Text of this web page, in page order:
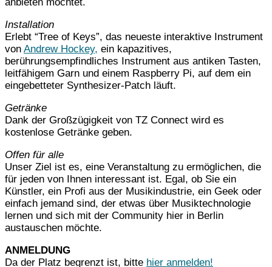
Installation
Erlebt “Tree of Keys”, das neueste interaktive Instrument
von Andrew Hockey, ein kapazitives,
berührungsempfindliches Instrument aus antiken Tasten,
leitfähigem Garn und einem Raspberry Pi, auf dem ein
eingebetteter Synthesizer-Patch läuft.
Getränke
Dank der Großzügigkeit von TZ Connect wird es
kostenlose Getränke geben.
Offen für alle
Unser Ziel ist es, eine Veranstaltung zu ermöglichen, die
für jeden von Ihnen interessant ist. Egal, ob Sie ein
Künstler, ein Profi aus der Musikindustrie, ein Geek oder
einfach jemand sind, der etwas über Musiktechnologie
lernen und sich mit der Community hier in Berlin
austauschen möchte.
ANMELDUNG
Da der Platz begrenzt ist, bitte hier anmelden!